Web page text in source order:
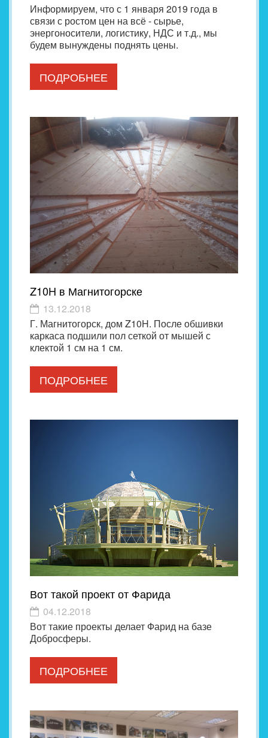
Информируем, что с 1 января 2019 года в
связи с ростом цен на всё - сырье,
энергоносители, логистику, НДС и т.д., мы
будем вынуждены поднять цены.
ПОДРОБНЕЕ
Z10H в Магнитогорске
13.12.2018
Г. Магнитогорск, дом Z10H. После обшивки
каркаса подшили пол сеткой от мышей с
клектой 1 см на 1 см.
ПОДРОБНЕЕ
Вот такой проект от Фарида
04.12.2018
Вот такие проекты делает Фарид на базе
Добросферы.
ПОДРОБНЕЕ